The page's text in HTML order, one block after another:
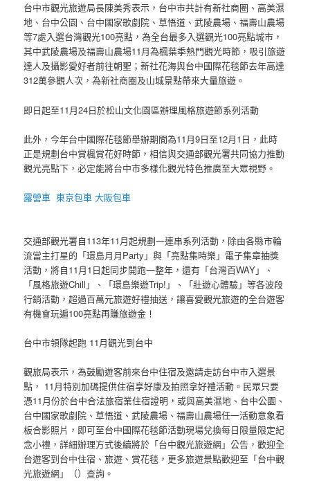
台中市觀光旅遊局長陳美秀表示，台中市共計有新社商圈、高美濕
地、台中公園、台中國家歌劇院、草悟道、武陵農場、福壽山農場
等7處入選台灣觀光100亮點，為全台最多入選觀光100亮點城市，
其中武陵農場及福壽山農場11月為楓葉季熱門觀光時節，吸引旅遊
達人及攝影愛好者前往朝聖；新社花海與台中國際花毯節去年高達
312萬參觀人次，為新社商圈及山城景點帶來大量旅遊。
即日起至11月24日於松山文化園區辦理風格旅遊節系列活動
此外，今年台中國際花毯節舉辦期間為11月9日至12月1日，此時
正是規劃台中賞楓賞花好時節，相信與交通部觀光署共同協力推動
觀光亮點下，必定能將台中市多樣化觀光特色推廣至大眾視野。
露營車 東京包車 大阪包車
交通部觀光署自113年11月起規劃一連串系列活動，除由各縣市輪
流當主打星的「環島月月Party」與「亮點集時樂」電子集章抽獎
活動，將自11月1日起同步開跑一整年，還有「台灣百WAY」、
「風格旅遊Chill」、「環島樂遊Trip!」、「壯遊心體驗」等各波段
行銷活動，超過百萬元旅遊好禮抽送，讓喜愛觀光旅遊的全台遊客
有機會玩遍100亮點再賺旅遊金！
台中市領隊起跑 11月觀光到台中
觀旅局表示，為鼓勵遊客前來台中住宿及邀請走訪台中市入選景
點， 11月特別加碼提供住宿享好康及拍照拿好禮活動。民眾只要
憑11月份於台中合法旅宿業住宿證明，或與高美濕地、台中公園、
台中國家歌劇院、草悟道、武陵農場、福壽山農場任一活動意象看
板合影照片，即可至台中國際花毯節活動現場兌換每日限量限定紀
念小禮，詳細辦理方式後續將於「台中觀光旅遊網」公告，歡迎全
台遊客到台中住宿、旅遊、賞花毯，更多旅遊景點歡迎至「台中觀
光旅遊網」（）查詢。